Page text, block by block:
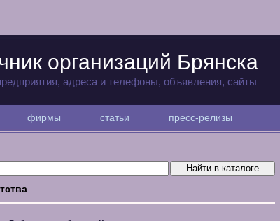
организаций Брянска
адреса и телефоны, объявления, сайты
фирмы статьи пресс-релизы